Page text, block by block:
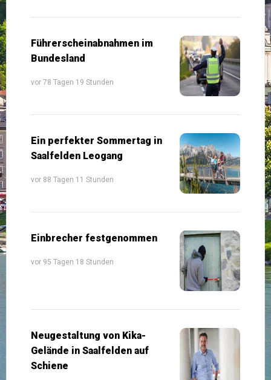
Führerscheinabnahmen im
Bundesland
vor 78 Tagen 19 Stunden
Ein perfekter Sommertag in
Saalfelden Leogang
vor 88 Tagen 11 Stunden
Einbrecher festgenommen
vor 95 Tagen 18 Stunden
Neugestaltung von Kika-
Gelände in Saalfelden auf
Schiene